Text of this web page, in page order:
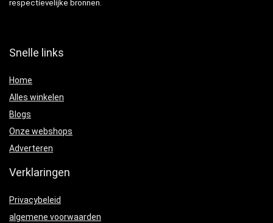
respectievelijke bronnen.
Snelle links
Home
Alles winkelen
Blogs
Onze webshops
Adverteren
Verklaringen
Privacybeleid
algemene voorwaarden